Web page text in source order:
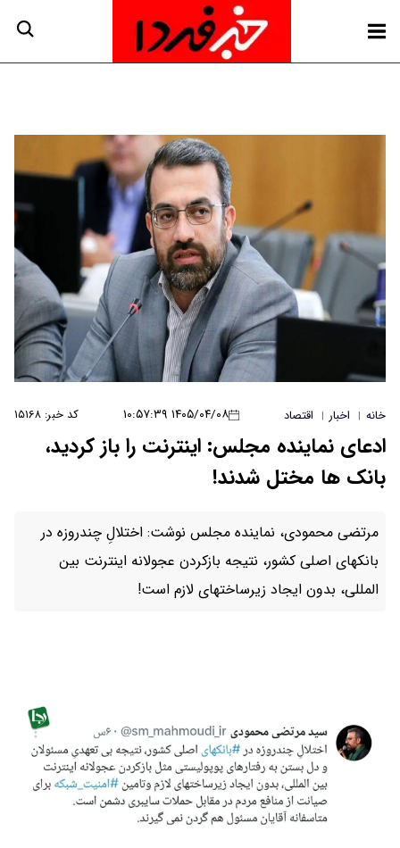
خانه | اخبار | اقتصاد ۱۴۰۵/۰۴/۰۸ ۱۰:۵۷:۳۹ کد خبر: ۱۵۱۶۸
ادعای نماینده مجلس: اینترنت را باز کردید،
بانک ها مختل شدند!
مرتضی محمودی، نماینده مجلس نوشت: اختلالِ چندروزه در
‎بانکهای اصلی کشور، نتیجه بازکردن عجولانه اینترنت بین
المللی، بدون ایجاد زیرساختهای لازم است!